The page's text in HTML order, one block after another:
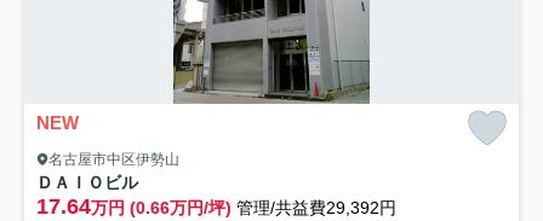
NEW
名古屋市中区伊勢山
ＤＡＩＯビル
17.64万円 (0.66万円/坪) 管理/共益費29,392円